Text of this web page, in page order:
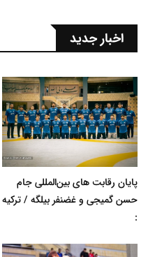
اخبار جدید
پایان رقابت های بین‌المللی جام
حسن گمیجی و غضنفر بیلگه / ترکیه
: